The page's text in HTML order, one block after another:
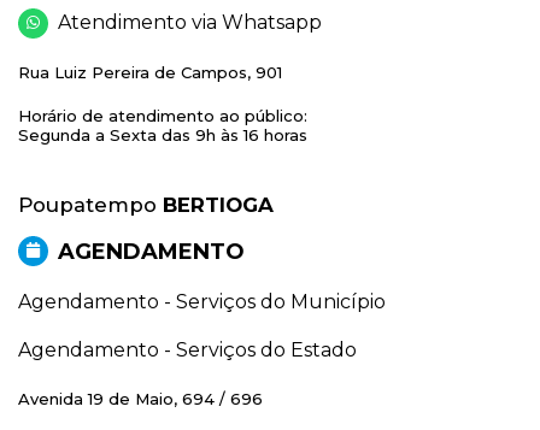
Atendimento via Whatsapp
Rua Luiz Pereira de Campos, 901
Horário de atendimento ao público:
Segunda a Sexta das 9h às 16 horas
Poupatempo BERTIOGA
AGENDAMENTO
Agendamento - Serviços do Município
Agendamento - Serviços do Estado
Avenida 19 de Maio, 694 / 696